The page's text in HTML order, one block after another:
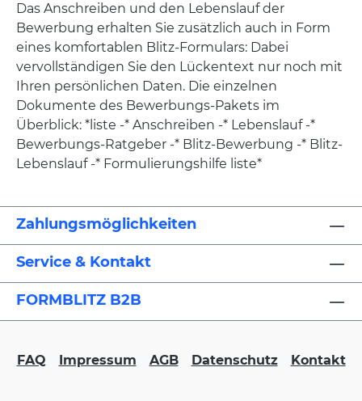
Das Anschreiben und den Lebenslauf der
Bewerbung erhalten Sie zusätzlich auch in Form
eines komfortablen Blitz-Formulars: Dabei
vervollständigen Sie den Lückentext nur noch mit
Ihren persönlichen Daten. Die einzelnen
Dokumente des Bewerbungs-Pakets im
Überblick: *liste -* Anschreiben -* Lebenslauf -*
Bewerbungs-Ratgeber -* Blitz-Bewerbung -* Blitz-
Lebenslauf -* Formulierungshilfe liste*
Zahlungsmöglichkeiten
Service & Kontakt
FORMBLITZ B2B
FAQ Impressum AGB Datenschutz Kontakt